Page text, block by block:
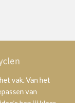
vak. Van het
van